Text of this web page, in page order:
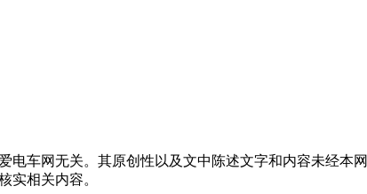
电车网无关。其原创性以及文中陈述文字和内容未经
实相关内容。